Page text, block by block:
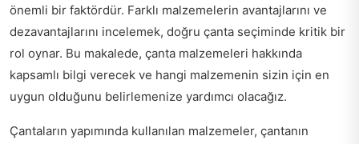
önemli bir faktördür. Farklı malzemelerin avantajlarını ve
dezavantajlarını incelemek, doğru çanta seçiminde kritik bir
rol oynar. Bu makalede, çanta malzemeleri hakkında
kapsamlı bilgi verecek ve hangi malzemenin sizin için en
uygun olduğunu belirlemenize yardımcı olacağız.
Çantaların yapımında kullanılan malzemeler, çantanın